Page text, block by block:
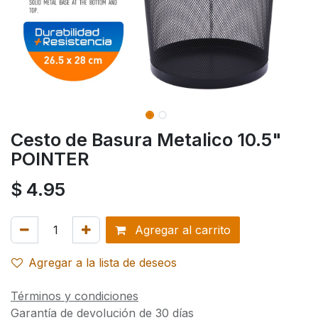
Cesto de Basura Metalico 10.5"
POINTER
$ 4.95
Agregar al carrito
Agregar a la lista de deseos
Términos y condiciones
Garantía de devolución de 30 días